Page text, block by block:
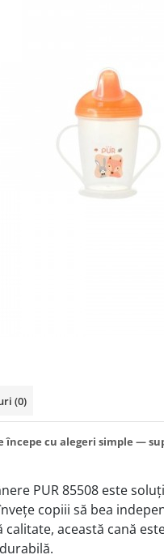
(0)
începe cu alegeri simple —
PUR 85508 este
copiii să bea
această cană